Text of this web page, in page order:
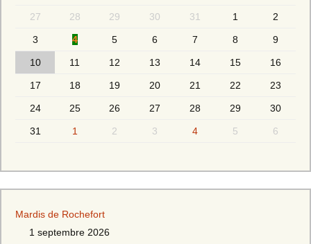
27 28 29 30 31 1 2
3 4 5 6 7 8 9
10 11 12 13 14 15 16
17 18 19 20 21 22 23
24 25 26 27 28 29 30
31 1 2 3 4 5 6
Mardis de Rochefort
1 septembre 2026